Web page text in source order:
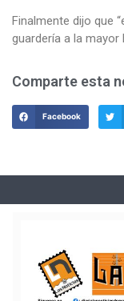
Finalmente dijo que
guardería a la mayor
Comparte esta
Facebook